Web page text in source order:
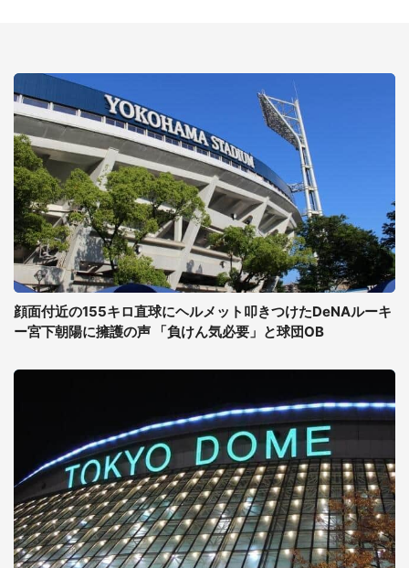
顔面付近の155キロ直球にヘルメット叩きつけたDeNAルーキ
ー宮下朝陽に擁護の声 「負けん気必要」と球団OB